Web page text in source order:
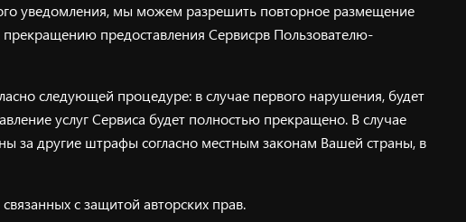
уведомления, мы можем разрешить повторное размещение
предоставления Сервисрв Пользователю-
следующей процедуре: в случае первого нарушения, будет
услуг Сервиса будет полностью прекращено. В случае
за другие штрафы согласно местным законам Вашей страны, в
с защитой авторских прав.